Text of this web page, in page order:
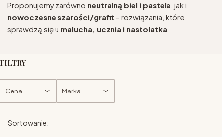
Proponujemy zarówno neutralną biel i pastele , jak i
nowoczesne szarości/grafit – rozwiązania, które
sprawdzą się u malucha, ucznia i nastolatka
FILTRY
Cena Marka
Lista produktów
Sortowanie: